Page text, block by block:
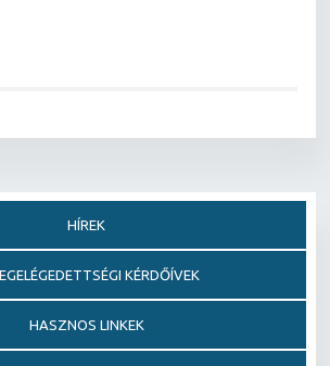
HÍREK
KÉRDŐÍVEK
HASZNOS LINKEK